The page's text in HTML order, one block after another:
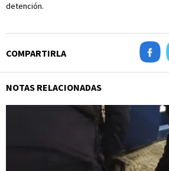
detención.
COMPARTIRLA
NOTAS RELACIONADAS